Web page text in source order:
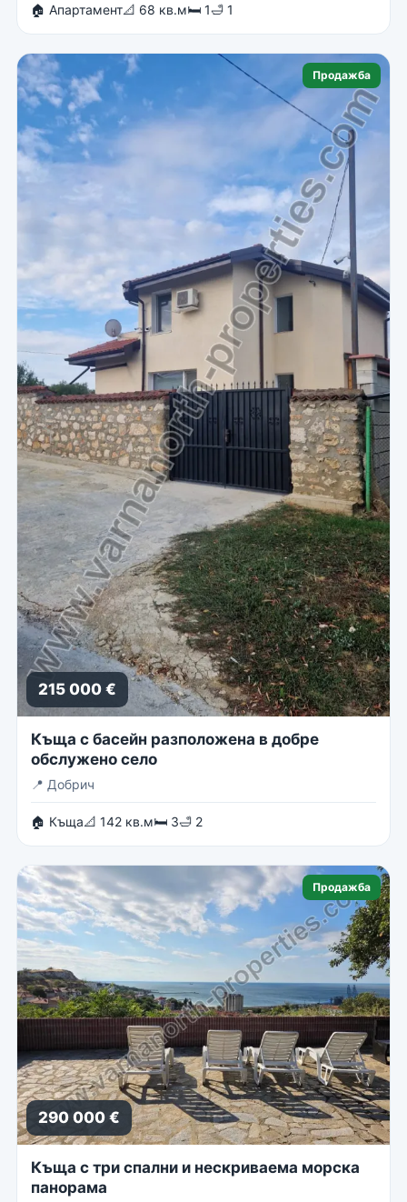
🏠 Апартамент📐 68 кв.м🛏 1🛁 1
Продажба
215 000 €
Къща с басейн разположена в добре
обслужено село
📍 Добрич
🏠 Къща📐 142 кв.м🛏 3🛁 2
Продажба
290 000 €
Къща с три спални и нескриваема морска
панорама